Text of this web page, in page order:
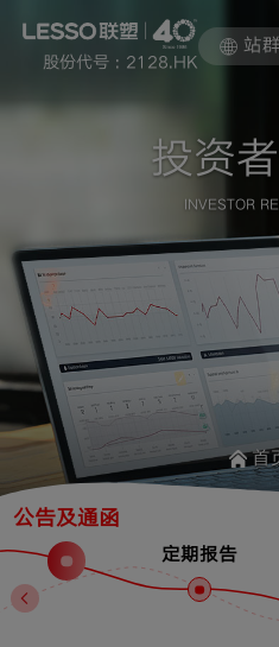
股份代号 : 2128.HK
站
投资
INVESTOR
首
公告及通函
定期报告